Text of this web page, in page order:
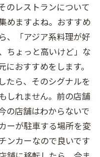
のレストランについて
めますよね。おすすめ
、「アジア系料理が好
ちょっと高いけど」な
おすすめをします。
たら、そのシグナルを
しれません。前の店舗
の店舗はわからないで
ーが駐車する場所を変
ンカーなので良いです